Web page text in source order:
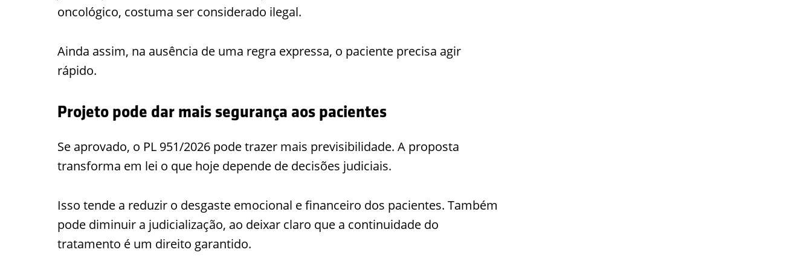
oncológico, costuma ser considerado ilegal.
Ainda assim, na ausência de uma regra expressa, o paciente precisa agir
rápido.
Projeto pode dar mais segurança aos pacientes
Se aprovado, o PL 951/2026 pode trazer mais previsibilidade. A proposta
transforma em lei o que hoje depende de decisões judiciais.
Isso tende a reduzir o desgaste emocional e financeiro dos pacientes. Também
pode diminuir a judicialização, ao deixar claro que a continuidade do
tratamento é um direito garantido.